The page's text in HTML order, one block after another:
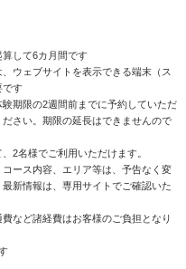
算して6カ月間です
、ウェブサイトを表示できる端末（ス
です
験期限の2週間前までに予約していただ
ださい。期限の延長はできませんので
2名様でご利用いただけます。
コース内容、エリア等は、予告なく変
新情報は、専用サイトでご確認いた
など諸経費はお客様のご負担となり